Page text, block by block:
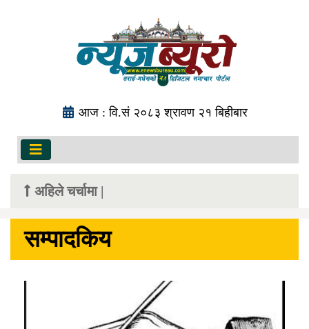
आज : वि.सं २०८३ श्रावण २१ बिहीबार
अहिले चर्चामा |
सम्पादकिय